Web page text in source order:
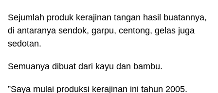
Sejumlah produk kerajinan tangan hasil buatannya,
di antaranya sendok, garpu, centong, gelas juga
sedotan.
Semuanya dibuat dari kayu dan bambu.
”Saya mulai produksi kerajinan ini tahun 2005.